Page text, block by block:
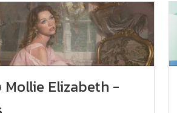
Mollie Elizabeth -